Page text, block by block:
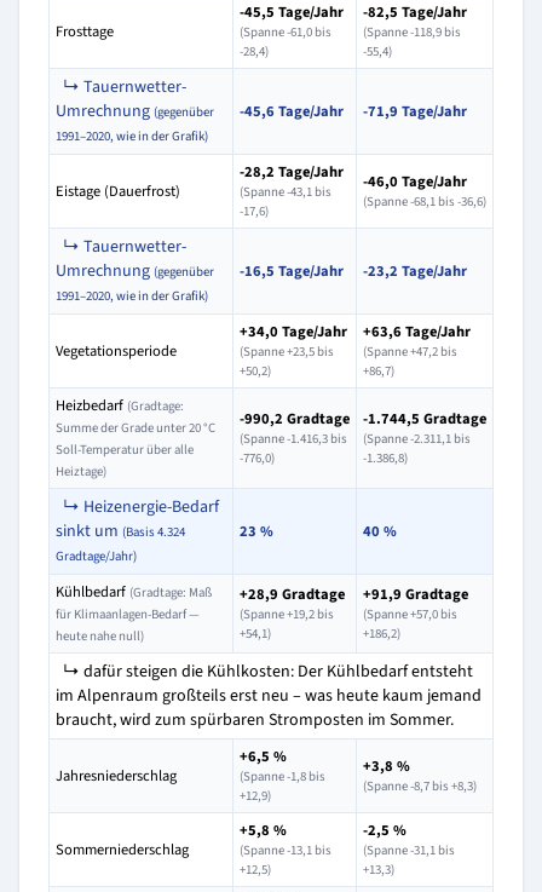
Frosttage
-45,5 Tage/Jahr
(Spanne -61,0 bis
-28,4)
-82,5 Tage/Jahr
(Spanne -118,9 bis
-55,4)
↳ Tauernwetter-
Umrechnung (gegenüber
1991–2020, wie in der Grafik)
-45,6 Tage/Jahr -71,9 Tage/Jahr
Eistage (Dauerfrost)
-28,2 Tage/Jahr
(Spanne -43,1 bis
-17,6)
-46,0 Tage/Jahr
(Spanne -68,1 bis -36,6)
↳ Tauernwetter-
Umrechnung (gegenüber
1991–2020, wie in der Grafik)
-16,5 Tage/Jahr -23,2 Tage/Jahr
Vegetationsperiode
+34,0 Tage/Jahr
(Spanne +23,5 bis
+50,2)
+63,6 Tage/Jahr
(Spanne +47,2 bis
+86,7)
Heizbedarf (Gradtage:
Summe der Grade unter 20 °C
Soll-Temperatur über alle
Heiztage)
-990,2 Gradtage
(Spanne -1.416,3 bis
-776,0)
-1.744,5 Gradtage
(Spanne -2.311,1 bis
-1.386,8)
↳ Heizenergie-Bedarf
sinkt um (Basis 4.324
Gradtage/Jahr)
23 % 40 %
Kühlbedarf (Gradtage: Maß
für Klimaanlagen-Bedarf —
heute nahe null)
+28,9 Gradtage
(Spanne +19,2 bis
+54,1)
+91,9 Gradtage
(Spanne +57,0 bis
+186,2)
↳ dafür steigen die Kühlkosten: Der Kühlbedarf entsteht
im Alpenraum großteils erst neu – was heute kaum jemand
braucht, wird zum spürbaren Stromposten im Sommer.
Jahresniederschlag
+6,5 %
(Spanne -1,8 bis
+12,9)
+3,8 %
(Spanne -8,7 bis +8,3)
Sommerniederschlag
+5,8 %
(Spanne -13,1 bis
+12,5)
-2,5 %
(Spanne -31,1 bis
+13,3)